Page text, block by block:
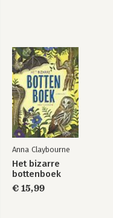
Anna Claybourne
Het bizarre
bottenboek
€ 15,99